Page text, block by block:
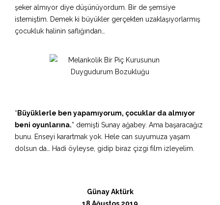
şeker almıyor diye düşünüyordum. Bir de şemsiye
istemiştim. Demek ki büyükler gerçekten uzaklaşıyorlarmış
çocukluk halinin saflığından…
“ Büyüklerle ben yapamıyorum, çocuklar da almıyor
beni oyunlarına.” demişti Sunay ağabey. Ama başaracağız
bunu. Enseyi karartmak yok. Hele can suyumuza yaşam
dolsun da… Hadi öyleyse, gidip biraz çizgi film izleyelim.
Günay Aktürk